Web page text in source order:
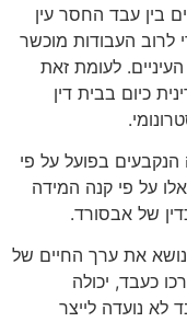
בין עבד החסר עין
לרוב העבודות מוכשר
לעומת זאת
כיום בבית דין
בפועל על פי
על פי קנה המידה
של אבסורד.
את ערך החיים של
כעבד, יכולה
לא נועדה לייצר